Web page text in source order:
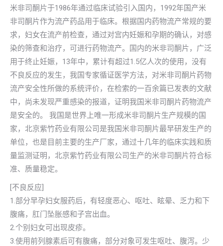
米非司酮片于1986年通过临床试验引入国内，1992年国产米
非司酮片作为流产药品用于临床。根据国内药物流产常规的要
求，妇女在流产前检查，通过对宫内妊娠和孕期的确认，对感
染的筛查和治疗，可进行药物流产。国内的米非司酮片，广泛
用于终止妊娠，13年中，累计有超过1.5亿人次的使用，没有
不良反应的发生，我国专家循证医学方法，对米非司酮片药物
流产安全性所做的系统评价，在检索的一百余篇已发表的文献
中，尚未发现严重感染的报道，证明我国米非司酮片药物流产
是安全的。 我国是世界上唯一形成米非司酮片生产规模的国
家，北京紫竹药业有限公司是我国米非司酮片最早研发生产的
单位，也是目前主要的生产厂家，通过十几年的临床实践和质
量监测证明，北京紫竹药业有限公司生产的米非司酮片符合标
准、质量稳定。
[不良反应]
1.部分早孕妇女服药后，有轻度恶心、呕吐、眩晕、乏力和下
腹痛，肛门坠胀感和子宫出血。
2.个别妇女可出现皮疹。
3.使用前列腺素后可有腹痛，部分对象可发生呕吐、腹泻。少